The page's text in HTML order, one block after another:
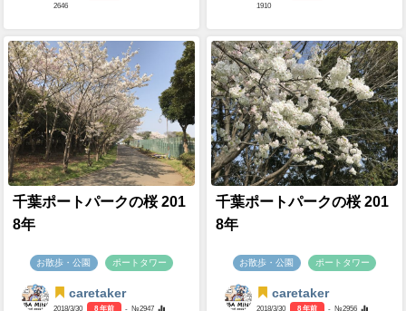
2646
1910
千葉ポートパークの桜 201
8年
お散歩・公園 ポートタワー
caretaker
2018/3/30 8 年前 - №2947
千葉ポートパークの桜 201
8年
お散歩・公園 ポートタワー
caretaker
2018/3/30 8 年前 - №2956